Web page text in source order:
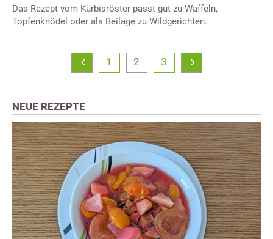
Das Rezept vom Kürbisröster passt gut zu Waffeln,
Topfenknödel oder als Beilage zu Wildgerichten.
1 2 3
NEUE REZEPTE